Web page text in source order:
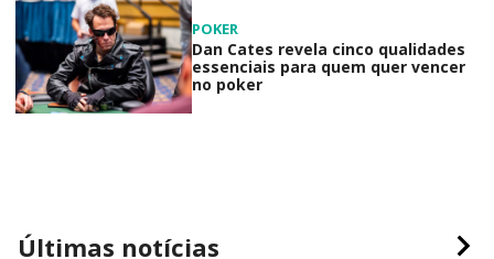
POKER
Dan Cates revela cinco qualidades
essenciais para quem quer vencer
no poker
Últimas notícias